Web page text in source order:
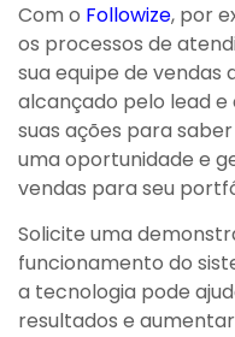
Com o Followize, por
os processos de
sua equipe de vendas
alcançado pelo lead
suas ações para
uma oportunidade e
vendas para seu
Solicite uma
funcionamento do
a tecnologia pode
resultados e